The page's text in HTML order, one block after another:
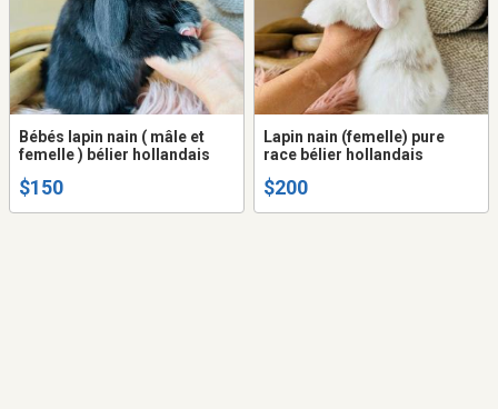
Bébés lapin nain ( mâle et
femelle ) bélier hollandais
$150
Lapin nain (femelle) pure
race bélier hollandais
$200